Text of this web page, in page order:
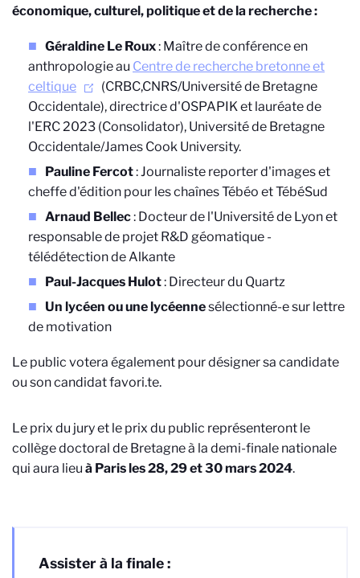
économique, culturel, politique et de la recherche :
Géraldine Le Roux: Maître de conférence en
anthropologie au Centre de recherche bretonne et
celtique
(CRBC,CNRS/Université de Bretagne
Occidentale), directrice d'OSPAPIK et lauréate de
l'ERC 2023 (Consolidator), Université de Bretagne
Occidentale/James Cook University.
Pauline Fercot: Journaliste reporter d'images et
cheffe d'édition pour les chaînes Tébéo et TébéSud
Arnaud Bellec: Docteur de l'Université de Lyon et
responsable de projet R&D géomatique -
télédétection de Alkante
Paul-Jacques Hulot: Directeur du Quartz
Un lycéen ou une lycéennesélectionné-e sur lettre
de motivation
Le public votera également pour désigner sa candidate
ou son candidat favori.te.
Le prix du juryet le prix du public représenteront le
collège doctoral de Bretagne à la demi-finale nationale
qui aura lieu à Parisles 28, 29 et 30 mars 2024.
Assister à la finale :